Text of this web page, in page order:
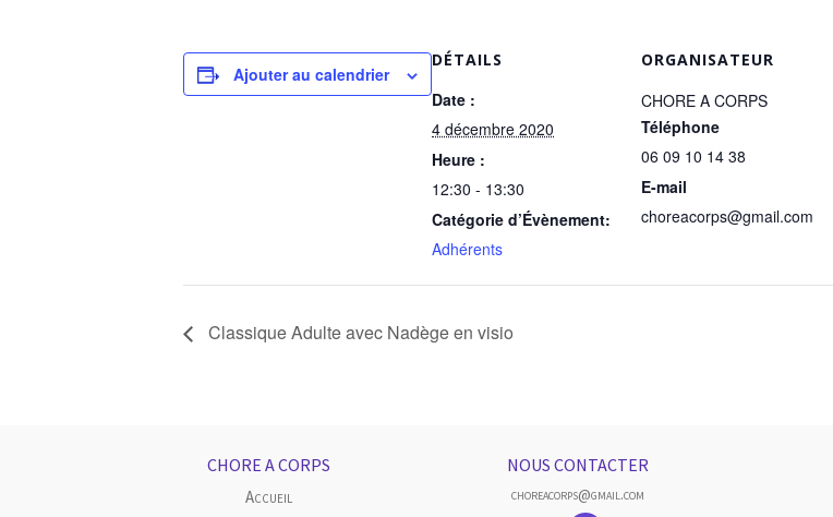
Ajouter au calendrier
DÉTAILS
Date :
4 décembre 2020
Heure :
12:30 - 13:30
Catégorie d’Évènement:
Adhérents
ORGANISATEUR
CHORE A CORPS
Téléphone
06 09 10 14 38
E-mail
choreacorps@gmail.com
Classique Adulte avec Nadège en visio
CHORE A CORPS
Accueil
NOUS CONTACTER
choreacorps@gmail.com